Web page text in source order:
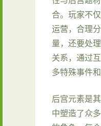
合。玩家不
运营，合理
量，还要处
关系，通过
多特殊事件和
后宫元素是
中塑造了众